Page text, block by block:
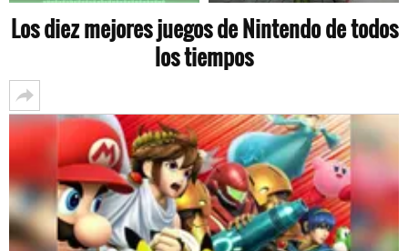
Los diez mejores juegos de Nintendo de todos
los tiempos